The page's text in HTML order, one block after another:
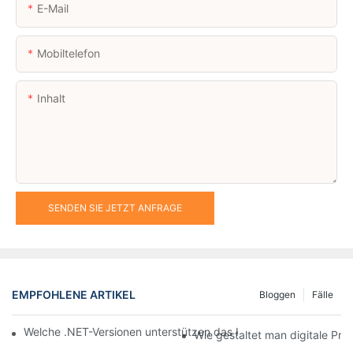
E-Mail
Mobiltelefon
Inhalt
SENDEN SIE JETZT ANFRAGE
EMPFOHLENE ARTIKEL Fälle
Bloggen
Welche .NET-Versionen unterstützen das Highlight SDK für
Wie gestaltet man digitale